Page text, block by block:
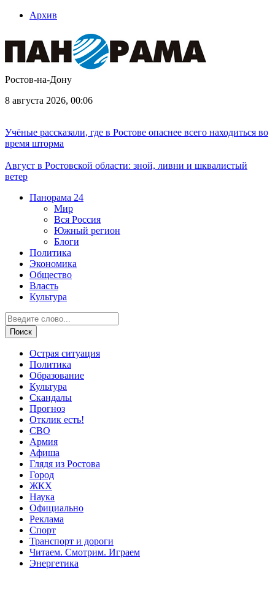
Архив
Ростов-на-Дону
8 августа 2026, 00:06
Учёные рассказали, где в Ростове опаснее всего находиться во
время шторма
Август в Ростовской области: зной, ливни и шквалистый
ветер
Панорама 24
Мир
Вся Россия
Южный регион
Блоги
Политика
Экономика
Общество
Власть
Культура
Острая ситуация
Политика
Образование
Культура
Скандалы
Прогноз
Отклик есть!
СВО
Армия
Афиша
Глядя из Ростова
Город
ЖКХ
Наука
Официально
Реклама
Спорт
Транспорт и дороги
Читаем. Смотрим. Играем
Энергетика